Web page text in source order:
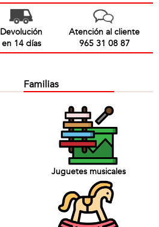
Devolución
en 14 días
Atención al cliente
965 31 08 87
Familias
Juguetes musicales